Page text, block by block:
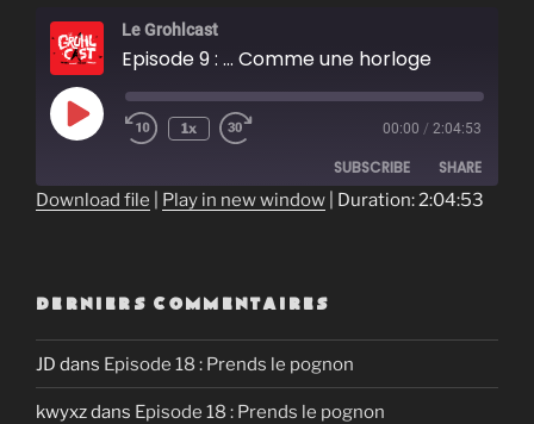
Le Grohlcast
Episode 9 : ... Comme une horloge
Play
Episode
1x 00:00 / 2:04:53
SUBSCRIBE SHARE
Download file Play in new window Duration: 2:04:53
DERNIERS COMMENTAIRES
JD dans Episode 18 : Prends le pognon
kwyxzdans Episode 18 : Prends le pognon